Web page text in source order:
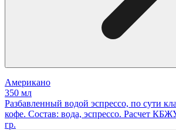
Американо
350 мл
Разбавленный водой эспрессо, по сути
кофе. Состав: вода, эспрессо. Расчет
гр.